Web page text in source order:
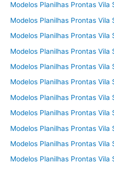
Modelos Planilhas Prontas Vila
Modelos Planilhas Prontas Vila
Modelos Planilhas Prontas Vila
Modelos Planilhas Prontas Vila
Modelos Planilhas Prontas Vila
Modelos Planilhas Prontas Vila
Modelos Planilhas Prontas Vila
Modelos Planilhas Prontas Vila
Modelos Planilhas Prontas Vila
Modelos Planilhas Prontas Vila
Modelos Planilhas Prontas Vila